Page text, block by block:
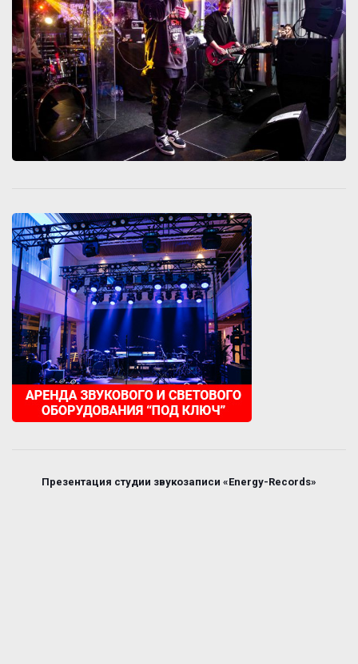
Презентация студии звукозаписи «Energy-Records»